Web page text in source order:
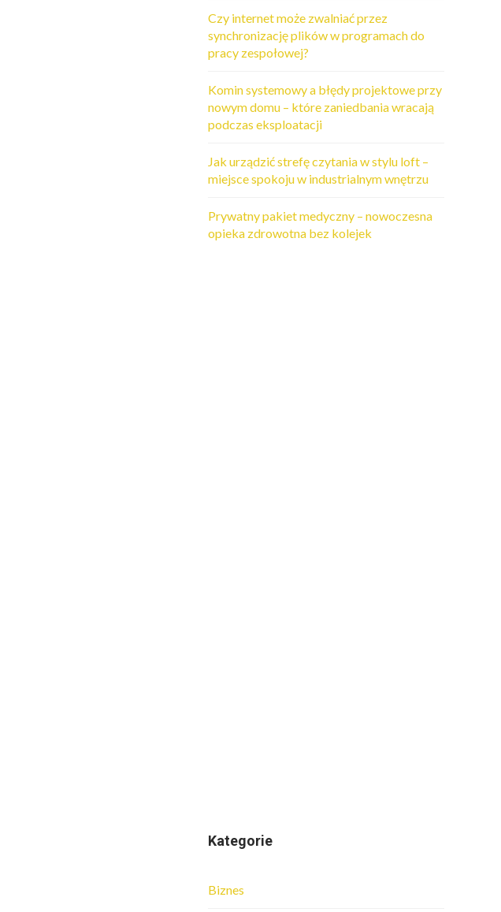
Czy internet może zwalniać przez
synchronizację plików w programach do
pracy zespołowej?
Komin systemowy a błędy projektowe przy
nowym domu – które zaniedbania wracają
podczas eksploatacji
Jak urządzić strefę czytania w stylu loft –
miejsce spokoju w industrialnym wnętrzu
Prywatny pakiet medyczny – nowoczesna
opieka zdrowotna bez kolejek
Kategorie
Biznes